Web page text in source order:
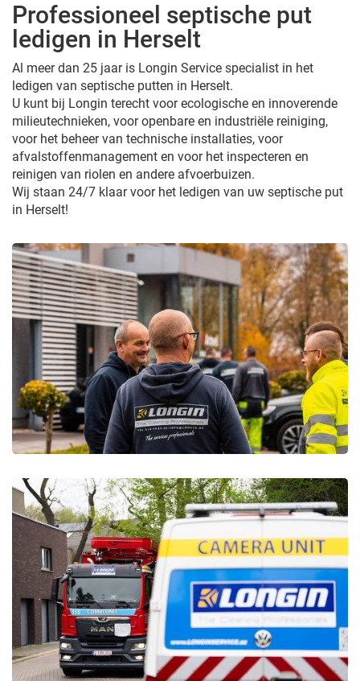
Professioneel septische put
ledigen in Herselt
Al meer dan 25 jaar is Longin Service specialist in het
ledigen van septische putten in Herselt.
U kunt bij Longin terecht voor ecologische en innoverende
milieutechnieken, voor openbare en industriële reiniging,
voor het beheer van technische installaties, voor
afvalstoffenmanagement en voor het inspecteren en
reinigen van riolen en andere afvoerbuizen.
Wij staan 24/7 klaar voor het ledigen van uw septische put
in Herselt!